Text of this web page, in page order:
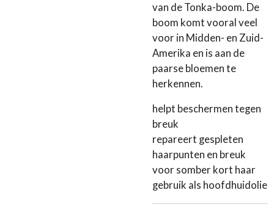
van de Tonka-boom. De
boom komt vooral veel
voor in Midden- en Zuid-
Amerika en is aan de
paarse bloemen te
herkennen.
helpt beschermen tegen
breuk
repareert gespleten
haarpunten en breuk
voor somber kort haar
gebruik als hoofdhuidolie